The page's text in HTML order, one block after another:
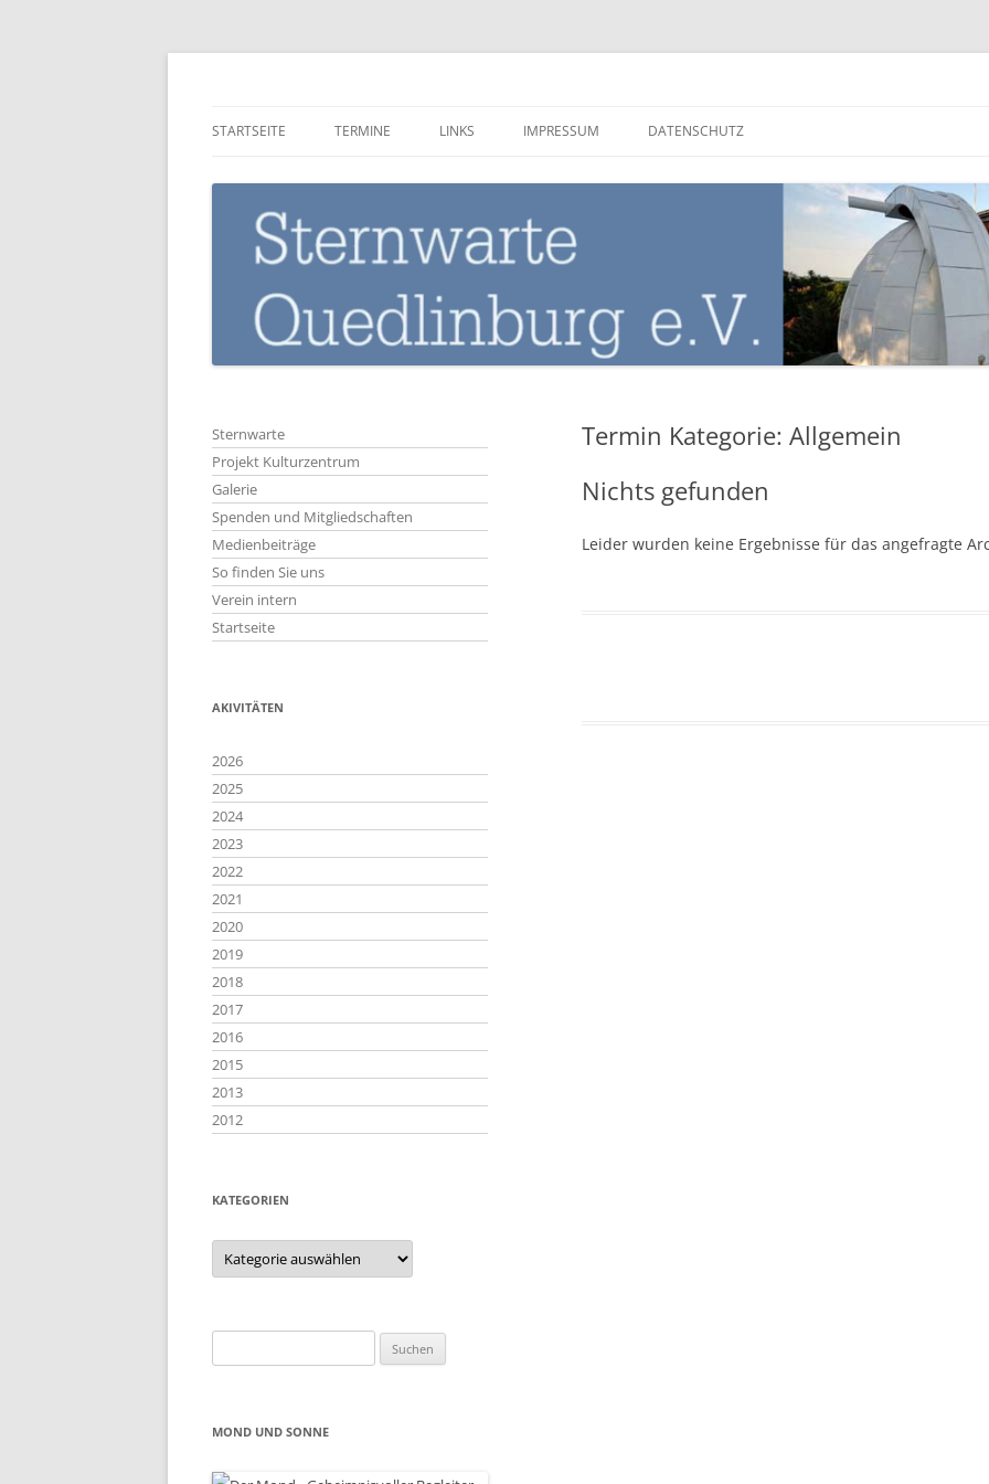
Zum
STARTSEITE TERMINE LINKS IMPRESSUM DATENSCHUTZ
Termin Kategorie:Allgemein
Nichts gefunden
Leider wurden keine Ergebnisse für das angefragte
Sternwarte
Projekt Kulturzentrum
Galerie
Spenden und Mitgliedschaften
Medienbeiträge
So finden Sie uns
Verein intern
Startseite
AKIVITÄTEN
2026
2025
2024
2023
2022
2021
2020
2019
2018
2017
2016
2015
2013
2012
KATEGORIEN
Kategorien
nach:
MOND UND SONNE